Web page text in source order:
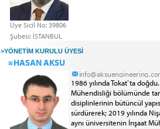
Üye Sicil No: 39806
Şubesi: İSTANBUL
>YÖNETİM KURULU ÜYESİ
HASAN AKSU
1986 yılında Tokat`ta
Mühendisliği bölümünde
disiplinlerinin bütüncül
sürdürerek; 2019 yılında
aynı üniversitenin İnşaat